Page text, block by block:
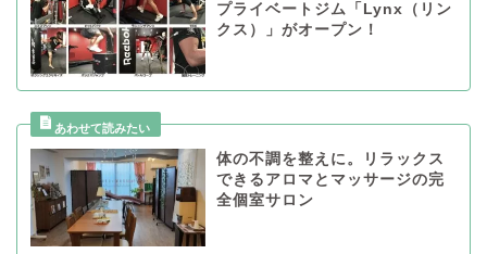
プライベートジム「Lynx（リン
クス）」がオープン！
体の不調を整えに。リラックス
できるアロマとマッサージの完
全個室サロン